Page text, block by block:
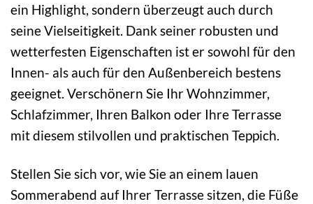
ein Highlight, sondern überzeugt auch durch
seine Vielseitigkeit. Dank seiner robusten und
wetterfesten Eigenschaften ist er sowohl für den
Innen- als auch für den Außenbereich bestens
geeignet. Verschönern Sie Ihr Wohnzimmer,
Schlafzimmer, Ihren Balkon oder Ihre Terrasse
mit diesem stilvollen und praktischen Teppich.
Stellen Sie sich vor, wie Sie an einem lauen
Sommerabend auf Ihrer Terrasse sitzen, die Füße